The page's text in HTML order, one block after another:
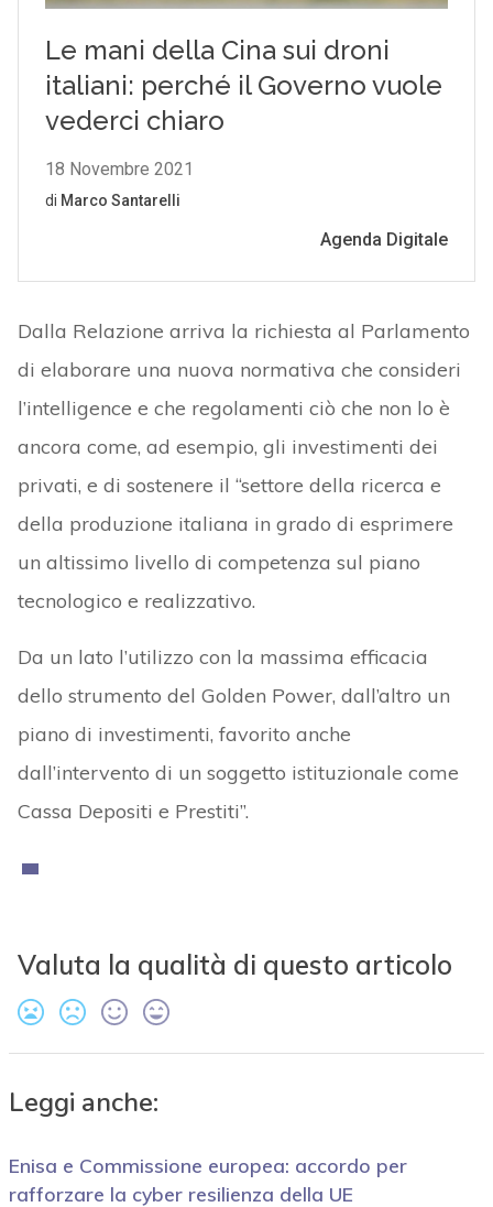
Dalla Relazione arriva la richiesta al Parlamento
di elaborare una nuova normativa che consideri
l’intelligence e che regolamenti ciò che non lo è
ancora come, ad esempio, gli investimenti dei
privati, e di sostenere il “settore della ricerca e
della produzione italiana in grado di esprimere
un altissimo livello di competenza sul piano
tecnologico e realizzativo.
Da un lato l’utilizzo con la massima efficacia
dello strumento del Golden Power, dall’altro un
piano di investimenti, favorito anche
dall’intervento di un soggetto istituzionale come
Cassa Depositi e Prestiti”.
Valuta la qualità di questo articolo
Leggi anche:
Enisa e Commissione europea: accordo per
rafforzare la cyber resilienza della UE